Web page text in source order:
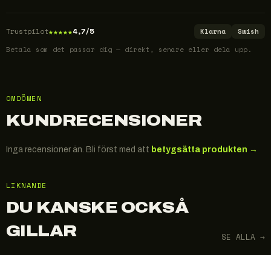
Trustpilot★★★★★4,7/5 Klarna
Swish
Betala som det passar dig — direkt, senare eller dela upp.
OMDÖMEN
KUNDRECENSIONER
Inga recensioner än. Bli först med att betygsätta produkten →
LIKNANDE
DU KANSKE OCKSÅ
GILLAR
SE ALLA →